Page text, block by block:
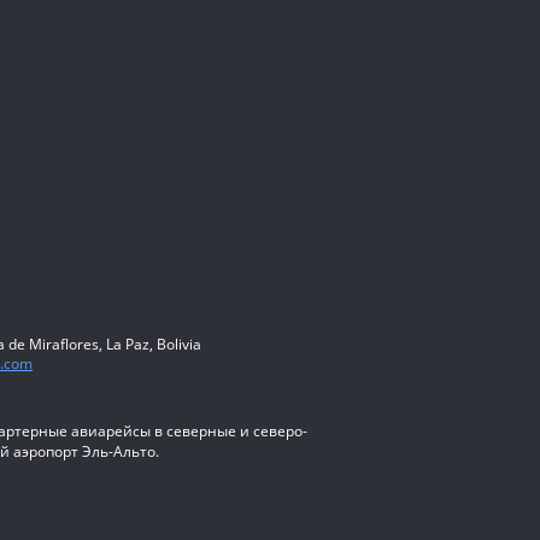
de Miraflores, La Paz, Bolivia
авиарейсы в северные и северо-
аэропорт Эль-Альто.